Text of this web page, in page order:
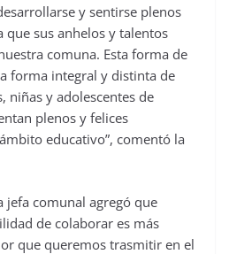
y sentirse plenos
que sus anhelos y talentos
comuna. Esta forma de
forma integral y distinta de
niñas y adolescentes de
plenos y felices
educativo”, comentó la
jefa comunal agregó que
de colaborar es más
que queremos trasmitir en el